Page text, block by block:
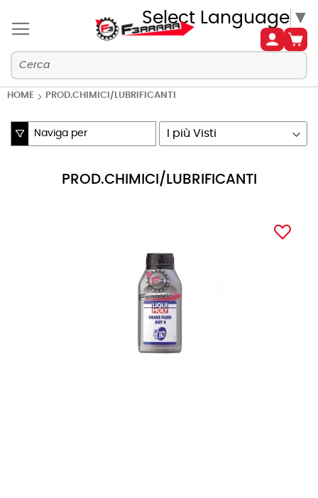
Select Language ▼
HOME PROD.CHIMICI/LUBRIFICANTI
PROD.CHIMICI/LUBRIFICANTIdirezione
crescente
Naviga per